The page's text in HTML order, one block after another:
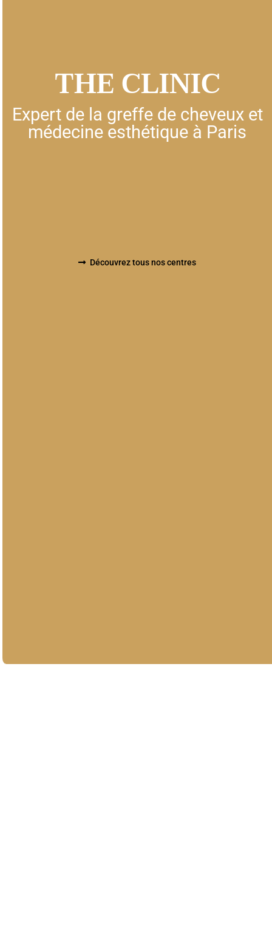
THE CLINIC
Expert de la greffe de cheveux et
médecine esthétique à Paris
Découvrez tous nos centres